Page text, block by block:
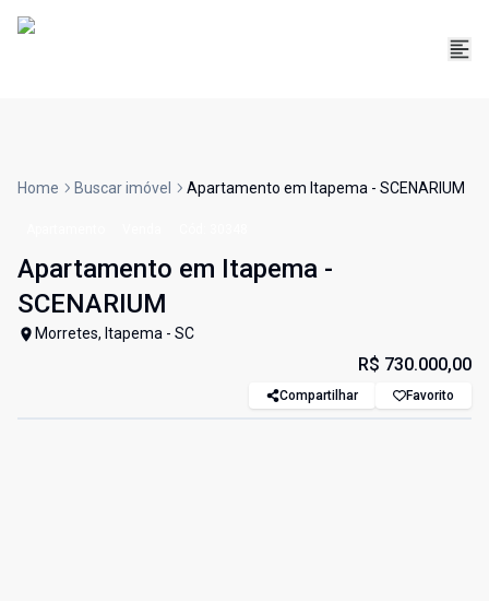
Home Buscar imóvel Apartamento em Itapema - SCENARIUM
Apartamento em Itapema -
SCENARIUM
Morretes, Itapema - SC
R$ 730.000,00
Compartilhar Favorito